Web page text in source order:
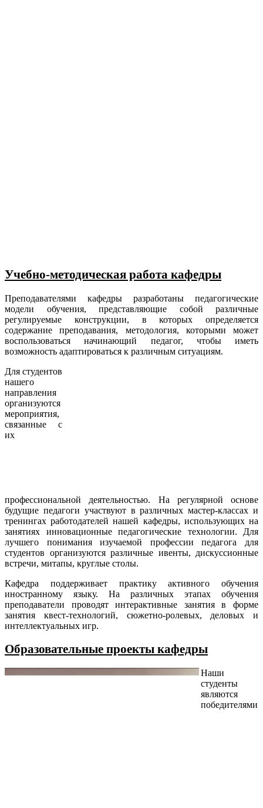
Учебно-методическая работа кафедры
Преподавателями кафедры разработаны педагогические
модели обучения, представляющие собой различные
регулируемые конструкции, в которых определяется
содержание преподавания, методология, которыми может
воспользоваться начинающий педагог, чтобы иметь
возможность адаптироваться к различным ситуациям.
Для студентов
нашего
направления
организуются
мероприятия,
связанные с
их
профессиональной деятельностью. На регулярной основе
будущие педагоги участвуют в различных мастер-классах и
тренингах работодателей нашей кафедры, использующих на
занятиях инновационные педагогические технологии. Для
лучшего понимания изучаемой профессии педагога для
студентов организуются различные ивенты, дискуссионные
встречи, митапы, круглые столы.
Кафедра поддерживает практику активного обучения
иностранному языку. На различных этапах обучения
преподаватели проводят интерактивные занятия в форме
занятия квест-технологий, сюжетно-ролевых, деловых и
интеллектуальных игр.
Образовательные проекты кафедры
Наши
студенты
являются
победителями